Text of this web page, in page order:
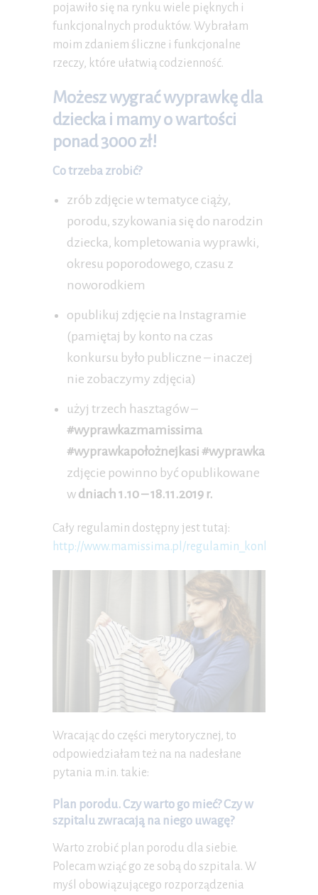
pojawiło się na rynku wiele pięknych i
funkcjonalnych produktów. Wybrałam
moim zdaniem śliczne i funkcjonalne
rzeczy, które ułatwią codzienność.
Możesz wygrać wyprawkę dla
dziecka i mamy o wartości
ponad 3000 zł!
Co trzeba zrobić?
zrób zdjęcie w tematyce ciąży,
porodu, szykowania się do narodzin
dziecka, kompletowania wyprawki,
okresu poporodowego, czasu z
noworodkiem
opublikuj zdjęcie na Instagramie
(pamiętaj by konto na czas
konkursu było publiczne – inaczej
nie zobaczymy zdjęcia)
użyj trzech hasztagów –
#wyprawkazmamissima
#wyprawkapołożnejkasi #wyprawka
zdjęcie powinno być opublikowane
w dniach 1.10 – 18.11.2019 r.
Cały regulamin dostępny jest tutaj:
http://www.mamissima.pl/
Wracając do części merytorycznej, to
odpowiedziałam też na na nadesłane
pytania m.in. takie:
Plan porodu. Czy warto go mieć? Czy w
szpitalu zwracają na niego uwagę?
Warto zrobić plan porodu dla siebie.
Polecam wziąć go ze sobą do szpitala. W
myśl obowiązującego rozporządzenia